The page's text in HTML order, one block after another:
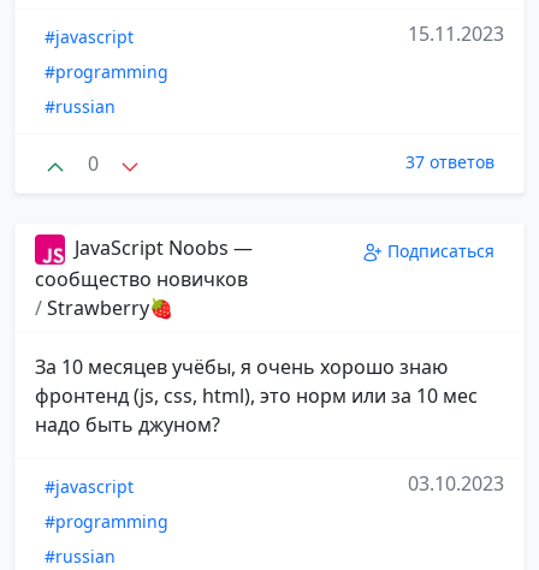
#javascript
#programming
#russian
15.11.2023
0 37 ответов
JavaScript Noobs —
сообщество новичков
/Strawberry🍓
Подписаться
За 10 месяцев учёбы, я очень хорошо знаю
фронтенд (js, css, html), это норм или за 10 мес
надо быть джуном?
#javascript
#programming
#russian
03.10.2023